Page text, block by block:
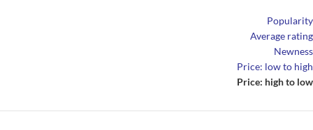
Popularity
Average rating
Newness
Price: low to high
Price: high to low